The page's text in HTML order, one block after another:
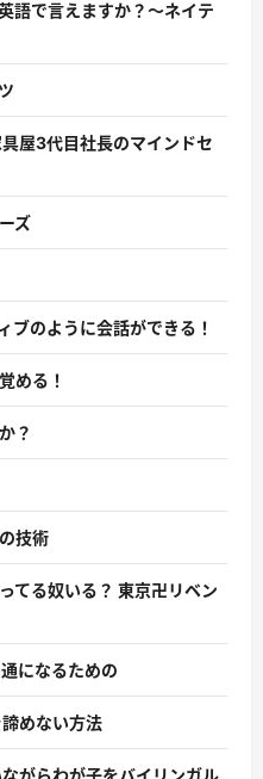
語で言えますか？〜ネイテ
屋3代目社長のマインドセ
ズ
ブのように会話ができる！
める！
？
技術
てる奴いる？ 東京卍リベン
になるための
諦めない方法